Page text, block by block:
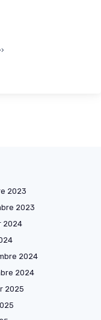
2023
2023
2024
2024
2024
2025